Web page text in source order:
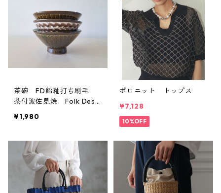
茶碗 FD飴釉打ち刷毛
茶付波佐見焼 Folk Desig
¥1,980
ポロニット トップス
¥7,128
10%OFF